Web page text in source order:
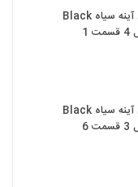
دانلود سریال آینه سیاه Black
دانلود سریال آینه سیاه Black